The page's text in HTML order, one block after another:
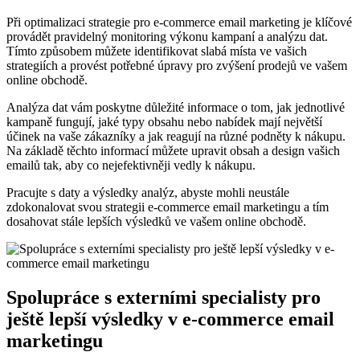
Při optimalizaci strategie pro e-commerce email marketing je klíčové
provádět pravidelný monitoring výkonu kampaní a analýzu dat.
Tímto způsobem můžete identifikovat slabá místa ve vašich
strategiích a provést potřebné úpravy pro zvýšení prodejů ve vašem
online obchodě.
Analýza dat vám poskytne důležité informace o tom, jak jednotlivé
kampaně fungují, jaké typy obsahu nebo nabídek mají největší
účinek na vaše zákazníky a jak reagují na různé podněty k nákupu.
Na základě těchto informací můžete upravit obsah a design vašich
emailů tak, aby co nejefektivněji vedly k nákupu.
Pracujte s daty a výsledky analýz, abyste mohli neustále
zdokonalovat svou strategii e-commerce email marketingu a tím
dosahovat stále lepších výsledků ve vašem online obchodě.
Spolupráce s externími specialisty pro
ještě lepší výsledky v e-commerce email
marketingu